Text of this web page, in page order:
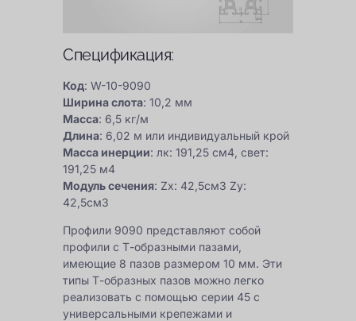
Спецификация:
Код: W-10-9090
Ширина слота: 10,2 мм
Масса: 6,5 кг/м
Длина: 6,02 м или индивидуальный крой
Масса инерции: лк: 191,25 см4, свет:
191,25 м4
Модуль сечения: Zx: 42,5см3 Zy:
42,5см3
Профили 9090 представляют собой
профили с Т-образными пазами,
имеющие 8 пазов размером 10 мм. Эти
типы Т-образных пазов можно легко
реализовать с помощью серии 45 с
универсальными крепежами и